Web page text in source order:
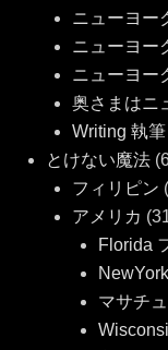
ニューヨー
ニューヨー
ニューヨー
奥さまはニ
Writing 執筆
とけない魔法
フィリピン
アメリカ
Florida
マサチ